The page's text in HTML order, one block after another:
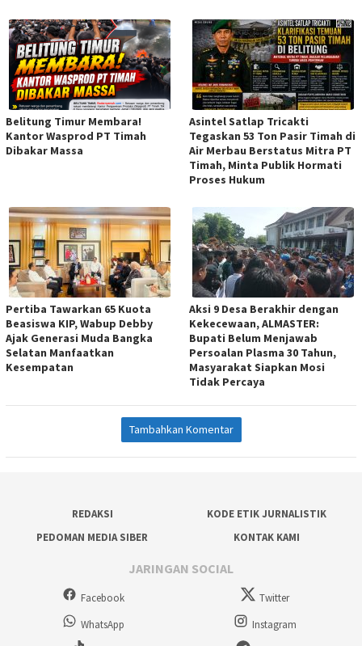
Belitung Timur Membara!
Kantor Wasprod PT Timah
Dibakar Massa
Asintel Satlap Tricakti
Tegaskan 53 Ton Pasir Timah di
Air Merbau Berstatus Mitra PT
Timah, Minta Publik Hormati
Proses Hukum
Pertiba Tawarkan 65 Kuota
Beasiswa KIP, Wabup Debby
Ajak Generasi Muda Bangka
Selatan Manfaatkan
Kesempatan
Aksi 9 Desa Berakhir dengan
Kekecewaan, ALMASTER:
Bupati Belum Menjawab
Persoalan Plasma 30 Tahun,
Masyarakat Siapkan Mosi
Tidak Percaya
Tambahkan Komentar
REDAKSI
KODE ETIK JURNALISTIK
PEDOMAN MEDIA SIBER
KONTAK KAMI
JARINGAN SOCIAL
Facebook
Twitter
WhatsApp
Instagram